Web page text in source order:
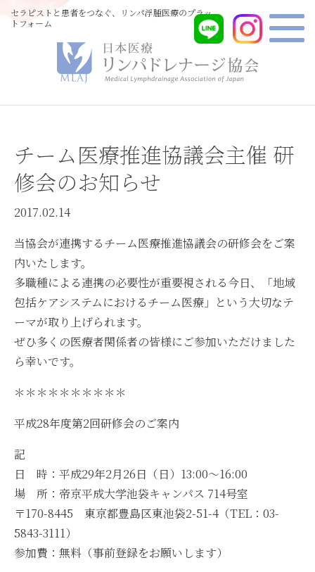
セラピストと患者をつなぐ、リンパ浮腫医療のプラッ
トフォーム
チーム医療推進協議会主催 研
修会のお知らせ
2017.02.14
当協会が連携するチーム医療推進協議会の研修会をご案
内いたします。
多職種による連携の必要性が重要視される今日、「地域
包括ケアシステムにおけるチーム医療」という大切なテ
ーマが取り上げられます。
ぜひ多くの医療者関係者の皆様にご参加いただけました
ら幸いです。
＊＊＊＊＊＊＊＊＊＊
平成28年度第2回研修会のご案内
記
日 時：平成29年2月26日（日）13:00～16:00
場 所：帝京平成大学池袋キャンパス 714号室
〒170-8445 東京都豊島区東池袋2-51-4（TEL：03-
5843-3111）
参加費：無料（事前登録をお願いします）